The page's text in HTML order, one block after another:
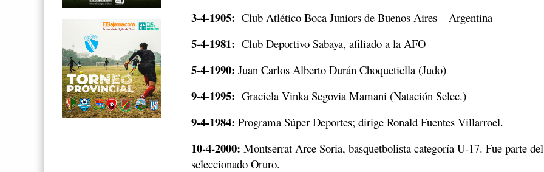
3-4-1905: Club Atlético Boca Juniors de Buenos Aires – Argentina
5-4-1981: Club Deportivo Sabaya, afiliado a la AFO
5-4-1990: Juan Carlos Alberto Durán Choqueticlla (Judo)
9-4-1995: Graciela Vinka Segovia Mamani (Natación Selec.)
9-4-1984: Programa Súper Deportes; dirige Ronald Fuentes Villarroel.
10-4-2000: Montserrat Arce Soria, basquetbolista categoría U-17. Fue parte del
seleccionado Oruro.